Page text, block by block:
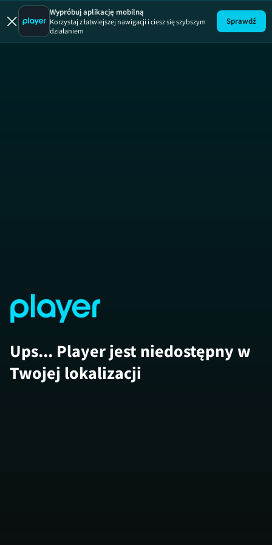
Wypróbuj aplikację mobilną
Korzystaj z łatwiejszej nawigacji i ciesz się szybszym
działaniem
Sprawdź
Ups... Player jest niedostępny w
Twojej lokalizacji